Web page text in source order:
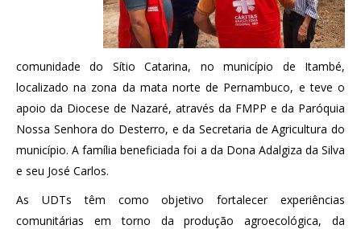
comunidade do Sítio Catarina, no município de Itambé,
localizado na zona da mata norte de Pernambuco, e teve o
apoio da Diocese de Nazaré, através da FMPP e da Paróquia
Nossa Senhora do Desterro, e da Secretaria de Agricultura do
município. A família beneficiada foi a da Dona Adalgiza da Silva
e seu José Carlos.
As UDTs têm como objetivo fortalecer experiências
comunitárias em torno da produção agroecológica, da